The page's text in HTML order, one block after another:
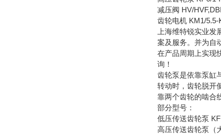
减压阀 HV/
齿轮电机 KM1/
上海维特锐实业
案及服务。并为自
在产品周期上实现
询！
齿轮泵是依靠泵缸
转动时，齿轮脱开
靠两个齿轮的啮合
部分型号：
低压传送齿轮泵
高压传送齿轮泵（